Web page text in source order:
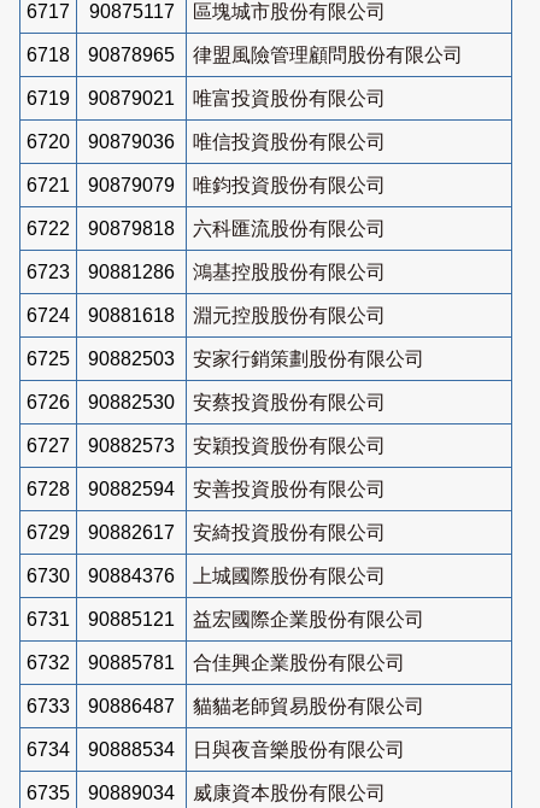
6717 90875117 區塊城市股份有限公司
6718 90878965 律盟風險管理顧問股份有限公司
6719 90879021 唯富投資股份有限公司
6720 90879036 唯信投資股份有限公司
6721 90879079 唯鈞投資股份有限公司
6722 90879818 六科匯流股份有限公司
6723 90881286 鴻基控股股份有限公司
6724 90881618 淵元控股股份有限公司
6725 90882503 安家行銷策劃股份有限公司
6726 90882530 安蔡投資股份有限公司
6727 90882573 安穎投資股份有限公司
6728 90882594 安善投資股份有限公司
6729 90882617 安綺投資股份有限公司
6730 90884376 上城國際股份有限公司
6731 90885121 益宏國際企業股份有限公司
6732 90885781 合佳興企業股份有限公司
6733 90886487 貓貓老師貿易股份有限公司
6734 90888534 日與夜音樂股份有限公司
6735 90889034 威康資本股份有限公司